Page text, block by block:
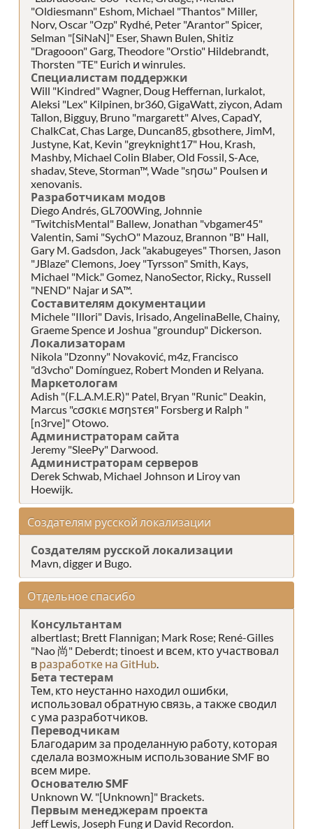
"Oldiesmann" Eshom, Michael "Thantos" Miller,
Norv, Oscar "Ozp" Rydhé, Peter "Arantor" Spicer,
Selman "[SiNaN]" Eser, Shawn Bulen, Shitiz
"Dragooon" Garg, Theodore "Orstio" Hildebrandt,
Thorsten "TE" Eurich и winrules.
Специалистам поддержки
Will "Kindred" Wagner, Doug Heffernan, lurkalot,
Aleksi "Lex" Kilpinen, br360, GigaWatt, ziycon, Adam
Tallon, Bigguy, Bruno "margarett" Alves, CapadY,
ChalkCat, Chas Large, Duncan85, gbsothere, JimM,
Justyne, Kat, Kevin "greyknight17" Hou, Krash,
Mashby, Michael Colin Blaber, Old Fossil, S-Ace,
shadav, Steve, Storman™, Wade "sησω" Poulsen и
xenovanis.
Разработчикам модов
Diego Andrés, GL700Wing, Johnnie
"TwitchisMental" Ballew, Jonathan "vbgamer45"
Valentin, Sami "SychO" Mazouz, Brannon "B" Hall,
Gary M. Gadsdon, Jack "akabugeyes" Thorsen, Jason
"JBlaze" Clemons, Joey "Tyrsson" Smith, Kays,
Michael "Mick." Gomez, NanoSector, Ricky., Russell
"NEND" Najar и SA™.
Составителям документации
Michele "Illori" Davis, Irisado, AngelinaBelle, Chainy,
Graeme Spence и Joshua "groundup" Dickerson.
Локализаторам
Nikola "Dzonny" Novaković, m4z, Francisco
"d3vcho" Domínguez, Robert Monden и Relyana.
Маркетологам
Adish "(F.L.A.M.E.R)" Patel, Bryan "Runic" Deakin,
Marcus "cσσкιє мσηѕтєя" Forsberg и Ralph "
[n3rve]" Otowo.
Администраторам сайта
Jeremy "SleePy" Darwood.
Администраторам серверов
Derek Schwab, Michael Johnson и Liroy van
Hoewijk.
Создателям русской локализации
Создателям русской локализации
Mavn, digger и Bugo.
Отдельное спасибо
Консультантам
albertlast; Brett Flannigan; Mark Rose; René-Gilles
"Nao 尚" Deberdt; tinoest и всем, кто участвовал
в разработке на GitHub.
Бета тестерам
Тем, кто неустанно находил ошибки,
использовал обратную связь, а также сводил
с ума разработчиков.
Переводчикам
Благодарим за проделанную работу, которая
сделала возможным использование SMF во
всем мире.
Основателю SMF
Unknown W. "[Unknown]" Brackets.
Первым менеджерам проекта
Jeff Lewis, Joseph Fung и David Recordon.